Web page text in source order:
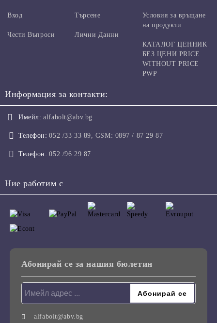
Вход
Чести Въпроси
Търсене
Лични Данни
Условия за връщане
на продукти
КАТАЛОГ ЦЕННИК
БЕЗ ЦЕНИ PRICE
WITHOUT PRICE
PWP
Информация за контакти:
Имейл: alfabolt@abv.bg
Телефон: 052 /33 33 89, GSM: 0897 / 87 29 87
Телефон: 052 /96 29 87
Ние работим с
Абонирай се за нашия бюлетин
alfabolt@abv.bg